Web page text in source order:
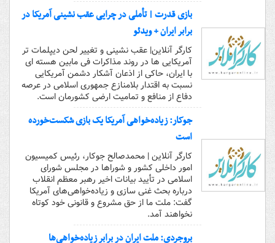
بازی قدرت | تأملی در چرایی عقب نشینی آمریکا در
برابر ایران + ویدئو
کارگر آنلاین| عقب نشینی و تغییر لحن دیپلمات تر
آمریکایی ها در روند مذاکرات فی مابین هسته ای
با ایران، حاکی از اذعان آشکار دشمن آمریکایی
نسبت به اقتدار بلامنازع جمهوری اسلامی در عرصه
دفاع از منافع و تمامیت ارضی کشورمان است.
جوکار: زیاده‌خواهی آمریکا یک بازی شکست‌خورده
است
کارگر آنلاین | محمدصالح جوکار، رئیس کمیسیون
امور داخلی کشور و شوراها در مجلس شورای
اسلامی در تأیید بیانات اخیر رهبر معظم انقلاب
درباره بحث غنی سازی و زیاده‌خواهی‌های آمریکا
گفت: ملت ما از حق مشروع و قانونی خود کوتاه
نخواهند آمد.
بروجردی: ملت ایران در برابر زیاده‌خواهی‌ها